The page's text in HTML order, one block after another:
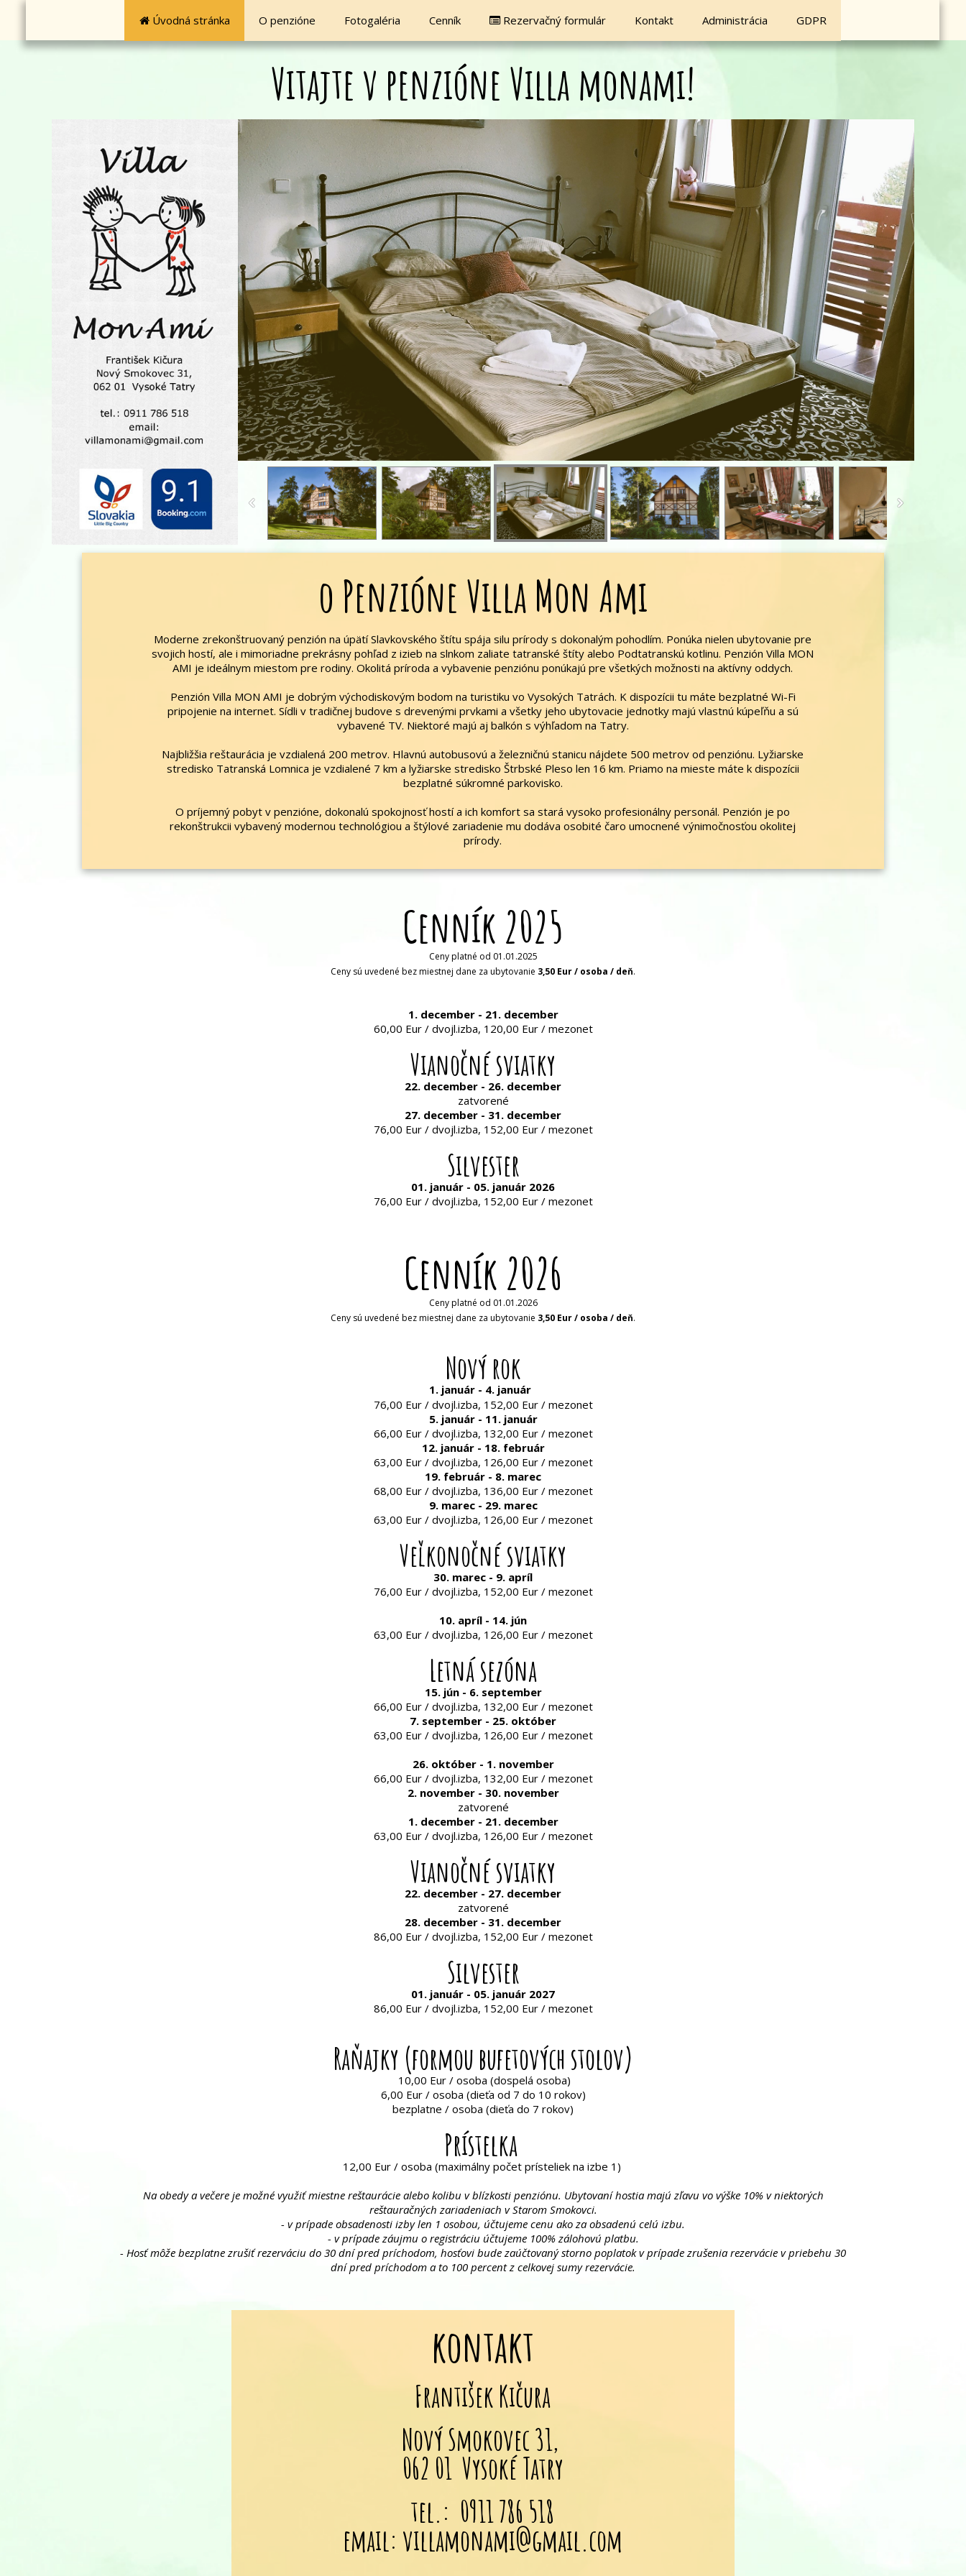
 Úvodná stránka O penzióne Fotogaléria Cenník Rezervačný formulár Kontakt Administrácia GDPR
Vitajte v penzióne Villa monami!
o Penzióne Villa Mon Ami
Moderne zrekonštruovaný penzión na úpätí Slavkovského štítu spája silu prírody s dokonalým pohodlím. Ponúka nielen ubytovanie pre
svojich hostí, ale i mimoriadne prekrásny pohľad z izieb na slnkom zaliate tatranské štíty alebo Podtatranskú kotlinu. Penzión Villa MON
AMI je ideálnym miestom pre rodiny. Okolitá príroda a vybavenie penziónu ponúkajú pre všetkých možnosti na aktívny oddych.
Penzión Villa MON AMI je dobrým východiskovým bodom na turistiku vo Vysokých Tatrách. K dispozícii tu máte bezplatné Wi-Fi
pripojenie na internet. Sídli v tradičnej budove s drevenými prvkami a všetky jeho ubytovacie jednotky majú vlastnú kúpeľňu a sú
vybavené TV. Niektoré majú aj balkón s výhľadom na Tatry.
Najbližšia reštaurácia je vzdialená 200 metrov. Hlavnú autobusovú a železničnú stanicu nájdete 500 metrov od penziónu. Lyžiarske
stredisko Tatranská Lomnica je vzdialené 7 km a lyžiarske stredisko Štrbské Pleso len 16 km. Priamo na mieste máte k dispozícii
bezplatné súkromné parkovisko.
O príjemný pobyt v penzióne, dokonalú spokojnosť hostí a ich komfort sa stará vysoko profesionálny personál. Penzión je po
rekonštrukcii vybavený modernou technológiou a štýlové zariadenie mu dodáva osobité čaro umocnené výnimočnosťou okolitej
prírody.
Cenník 2025
Ceny platné od 01.01.2025
Ceny sú uvedené bez miestnej dane za ubytovanie 3,50 Eur / osoba / deň.
1. december - 21. december
60,00 Eur / dvojl.izba, 120,00 Eur / mezonet
Vianočné sviatky
22. december - 26. december
zatvorené
27. december - 31. december
76,00 Eur / dvojl.izba, 152,00 Eur / mezonet
Silvester
01. január - 05. január 2026
76,00 Eur / dvojl.izba, 152,00 Eur / mezonet
Cenník 2026
Ceny platné od 01.01.2026
Ceny sú uvedené bez miestnej dane za ubytovanie 3,50 Eur / osoba / deň.
Nový rok
1. január - 4. január
76,00 Eur / dvojl.izba, 152,00 Eur / mezonet
5. január - 11. január
66,00 Eur / dvojl.izba, 132,00 Eur / mezonet
12. január - 18. február
63,00 Eur / dvojl.izba, 126,00 Eur / mezonet
19. február - 8. marec
68,00 Eur / dvojl.izba, 136,00 Eur / mezonet
9. marec - 29. marec
63,00 Eur / dvojl.izba, 126,00 Eur / mezonet
Veľkonočné sviatky
30. marec - 9. apríl
76,00 Eur / dvojl.izba, 152,00 Eur / mezonet
10. apríl - 14. jún
63,00 Eur / dvojl.izba, 126,00 Eur / mezonet
Letná sezóna
15. jún - 6. september
66,00 Eur / dvojl.izba, 132,00 Eur / mezonet
7. september - 25. október
63,00 Eur / dvojl.izba, 126,00 Eur / mezonet
26. október - 1. november
66,00 Eur / dvojl.izba, 132,00 Eur / mezonet
2. november - 30. november
zatvorené
1. december - 21. december
63,00 Eur / dvojl.izba, 126,00 Eur / mezonet
Vianočné sviatky
22. december - 27. december
zatvorené
28. december - 31. december
86,00 Eur / dvojl.izba, 152,00 Eur / mezonet
Silvester
01. január - 05. január 2027
86,00 Eur / dvojl.izba, 152,00 Eur / mezonet
Raňajky (formou bufetových stolov)
10,00 Eur / osoba (dospelá osoba)
6,00 Eur / osoba (dieťa od 7 do 10 rokov)
bezplatne / osoba (dieťa do 7 rokov)
Prístelka
12,00 Eur / osoba (maximálny počet prísteliek na izbe 1)
Na obedy a večere je možné využiť miestne reštaurácie alebo kolibu v blízkosti penziónu. Ubytovaní hostia majú zľavu vo výške 10% v niektorých
reštauračných zariadeniach v Starom Smokovci.
- v prípade obsadenosti izby len 1 osobou, účtujeme cenu ako za obsadenú celú izbu.
- v prípade záujmu o registráciu účtujeme 100% zálohovú platbu.
- Hosť môže bezplatne zrušiť rezerváciu do 30 dní pred príchodom, hosťovi bude zaúčtovaný storno poplatok v prípade zrušenia rezervácie v priebehu 30
dní pred príchodom a to 100 percent z celkovej sumy rezervácie.
kontakt
František Kičura
Nový Smokovec 31,
062 01 Vysoké Tatry
tel.: 0911 786 518
email: villamonami@gmail.com